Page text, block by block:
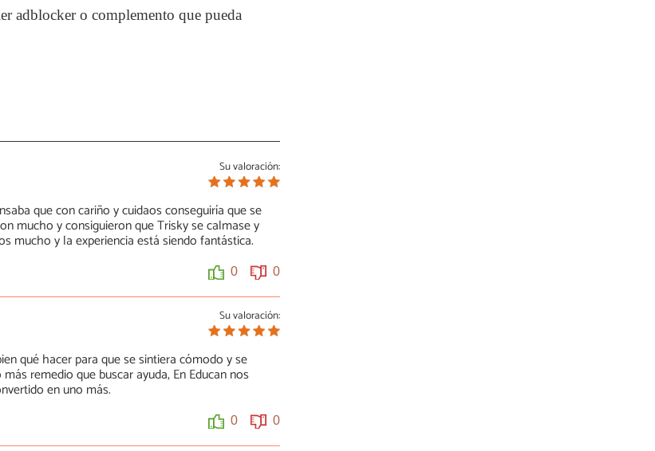
adblocker o complemento que pueda
Su valoración:
que con cariño y cuidaos conseguiría que se
mucho y consiguieron que Trisky se calmase y
mucho y la experiencia está siendo fantástica.
0 0
Su valoración:
qué hacer para que se sintiera cómodo y se
remedio que buscar ayuda, En Educan nos
en uno más.
0 0